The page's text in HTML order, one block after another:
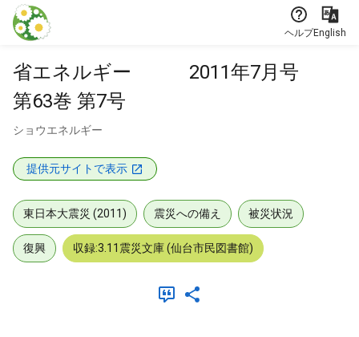
本文に飛ぶ
ヘルプEnglish
省エネルギー 2011年7月号
第63巻 第7号
ショウエネルギー
提供元サイトで表示
東日本大震災 (2011) 震災への備え 被災状況
復興 収録:3.11震災文庫 (仙台市民図書館)